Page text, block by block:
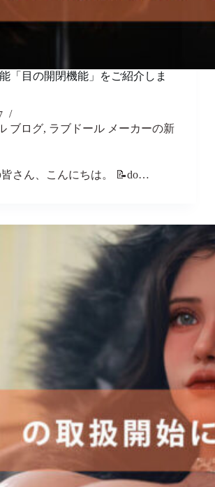
「目の開閉機能」をご紹介しま
ブログ, ラブドール メーカーの新
皆さん、こんにちは。 📝do…